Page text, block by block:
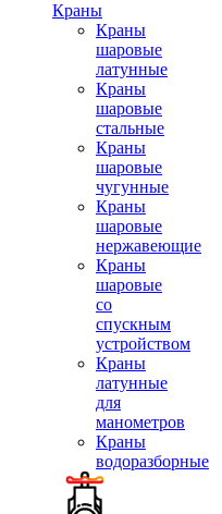
Краны
Краны
шаровые
латунные
Краны
шаровые
стальные
Краны
шаровые
чугунные
Краны
шаровые
нержавеющие
Краны
шаровые
со
спускным
устройством
Краны
латунные
для
манометров
Краны
водоразборные